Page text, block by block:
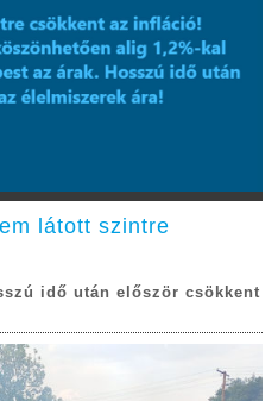
látott szintre
idő után először csökkent